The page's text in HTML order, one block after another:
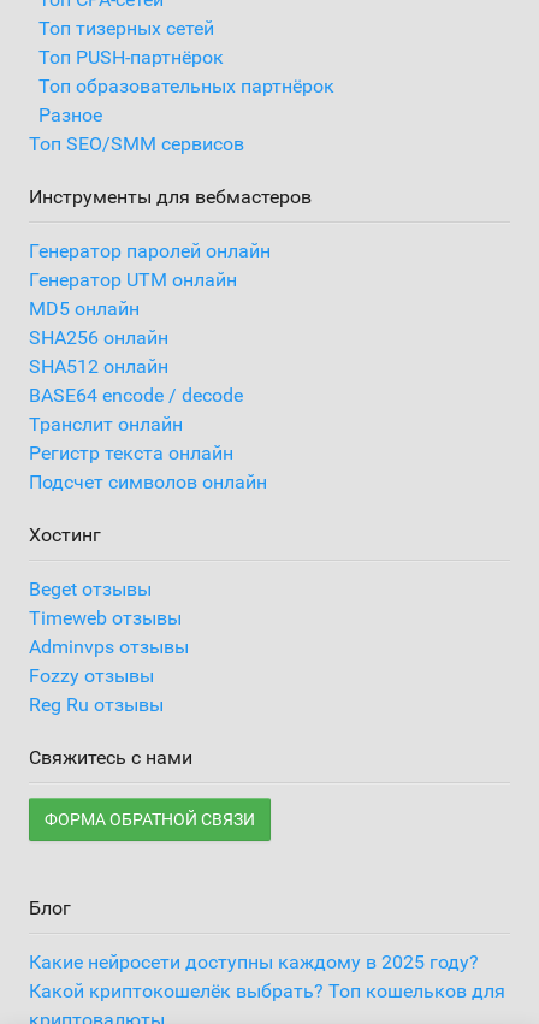
Топ тизерных сетей
Топ PUSH-партнёрок
Топ образовательных партнёрок
Разное
Топ SEO/SMM сервисов
Инструменты для вебмастеров
Генератор паролей онлайн
Генератор UTM онлайн
MD5 онлайн
SHA256 онлайн
SHA512 онлайн
BASE64 encode / decode
Транслит онлайн
Регистр текста онлайн
Подсчет символов онлайн
Хостинг
Beget отзывы
Timeweb отзывы
Adminvps отзывы
Fozzy отзывы
Reg Ru отзывы
Свяжитесь с нами
ФОРМА ОБРАТНОЙ СВЯЗИ
Блог
Какие нейросети доступны каждому в 2025 году?
Какой криптокошелёк выбрать? Топ кошельков для